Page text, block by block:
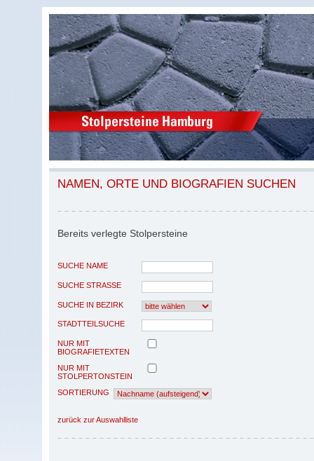
NAMEN, ORTE UND BIOGRAFIEN SUCHEN
Bereits verlegte Stolpersteine
SUCHE NAME
SUCHE STRASSE
SUCHE IN BEZIRK
STADTTEILSUCHE
NUR MIT
BIOGRAFIETEXTEN
NUR MIT
STOLPERTONSTEIN
SORTIERUNG
zurück zur Auswahlliste